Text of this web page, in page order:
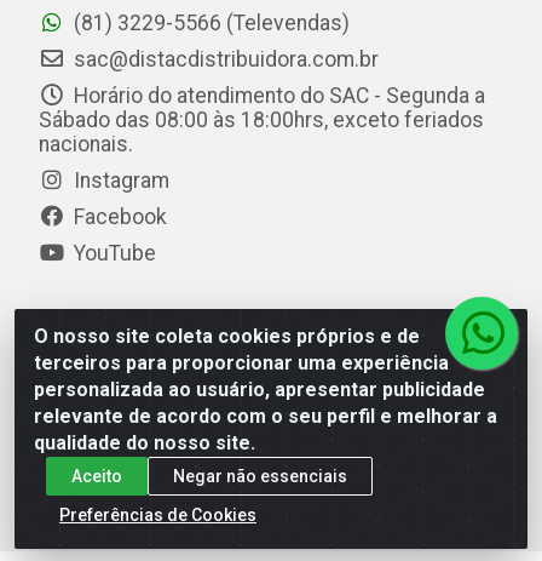
O nosso site coleta cookies próprios e de
terceiros para proporcionar uma experiência
personalizada ao usuário, apresentar publicidade
relevante de acordo com o seu perfil e melhorar a
qualidade do nosso site.
Aceito
Negar não essenciais
Preferências de Cookies
(81) 3229-5566 (Televendas)
sac@distacdistribuidora.com.br
Horário do atendimento do SAC - Segunda a
Sábado das 08:00 às 18:00hrs, exceto feriados
nacionais.
Instagram
Facebook
YouTube
Distac Distribuidora - Av. Durval de Góes Monteiro, 7049
- Jardim Petrópolis - Maceió/AL - CEP 57061-000 - CNPJ
08.072.649/0001-20